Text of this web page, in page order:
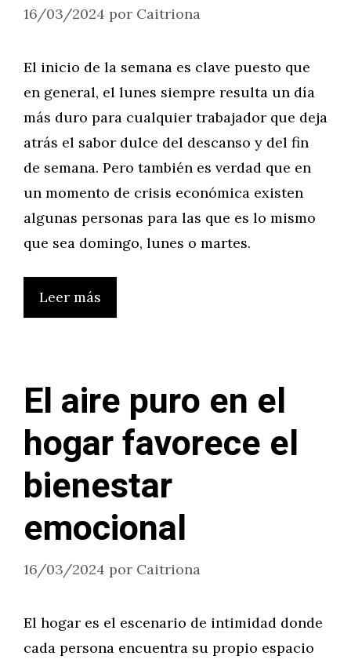
16/03/2024 por Caitriona
El inicio de la semana es clave puesto que
en general, el lunes siempre resulta un día
más duro para cualquier trabajador que deja
atrás el sabor dulce del descanso y del fin
de semana. Pero también es verdad que en
un momento de crisis económica existen
algunas personas para las que es lo mismo
que sea domingo, lunes o martes.
Leer más
El aire puro en el
hogar favorece el
bienestar
emocional
16/03/2024 por Caitriona
El hogar es el escenario de intimidad donde
cada persona encuentra su propio espacio